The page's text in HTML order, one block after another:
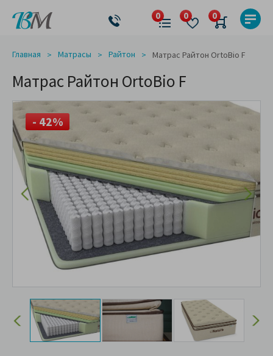
Главная Матрасы Райтон Матрас Райтон OrtoBio F
Матрас Райтон OrtoBio F
- 42%